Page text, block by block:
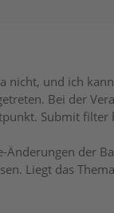
nicht, und ich
Bei der
Submit
der
Liegt das